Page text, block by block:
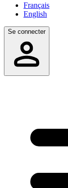
Français
English
Se connecter